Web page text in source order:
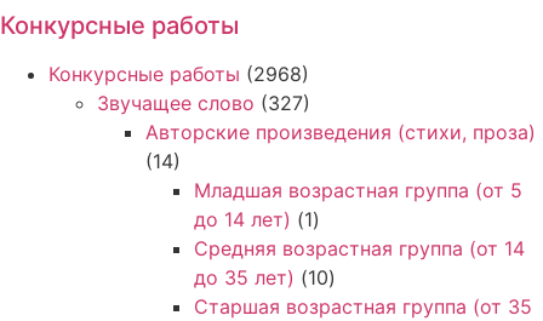
Конкурсные работы
Конкурсные работы (2968)
Звучащее слово (327)
Авторские произведения (стихи, проза)
(14)
Младшая возрастная группа (от 5
до 14 лет) (1)
Средняя возрастная группа (от 14
до 35 лет) (10)
Старшая возрастная группа (от 35